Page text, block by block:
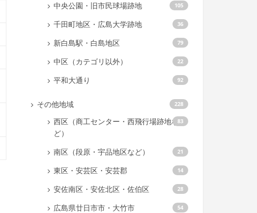
中央公園・旧市民球場跡地 105
千田町地区・広島大学跡地 36
新白島駅・白島地区 79
中区（カテゴリ以外） 22
平和大通り 92
その他地域 228
西区（商工センター・西飛行場跡地な
ど）
83
南区（段原・宇品地区など） 21
東区・安芸区・安芸郡 14
安佐南区・安佐北区・佐伯区 28
広島県廿日市市・大竹市 54